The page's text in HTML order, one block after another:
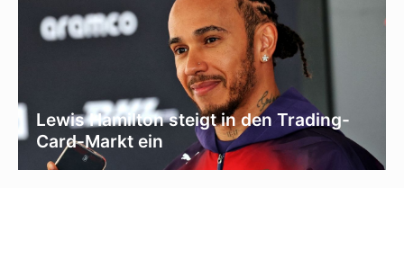
Lewis Hamilton steigt in den Trading-
Card-Markt ein